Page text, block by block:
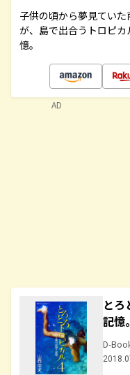
子供の頃から夢見てい
が、島で出合うトロピ
憶。
と
記
D-
AD